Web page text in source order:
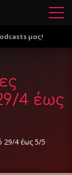
Μ
ο
μας!
4 έως
29/4 έως 5/5